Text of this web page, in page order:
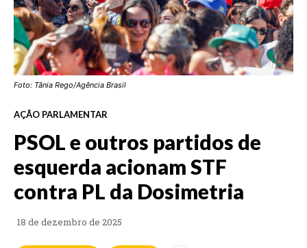
Foto: Tânia Rego/Agência Brasil
AÇÃO PARLAMENTAR
PSOL e outros partidos de
esquerda acionam STF
contra PL da Dosimetria
18 de dezembro de 2025